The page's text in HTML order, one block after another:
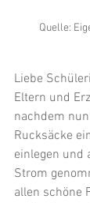
Quelle:
Liebe
Eltern und
nachdem
Rucksäcke
einlegen und
Strom
allen schöne